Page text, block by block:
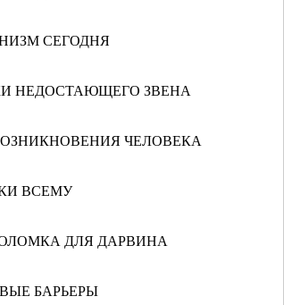
СЕГОДНЯ
НЕДОСТАЮЩЕГО ЗВЕНА
ЧЕЛОВЕКА
ВСЕМУ
ДЛЯ ДАРВИНА
БАРЬЕРЫ